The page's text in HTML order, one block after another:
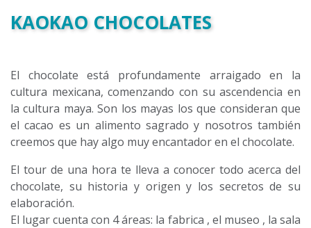
KAOKAO CHOCOLATES
El chocolate está profundamente arraigado en la
cultura mexicana, comenzando con su ascendencia en
la cultura maya. Son los mayas los que consideran que
el cacao es un alimento sagrado y nosotros también
creemos que hay algo muy encantador en el chocolate.
El tour de una hora te lleva a conocer todo acerca del
chocolate, su historia y origen y los secretos de su
elaboración.
El lugar cuenta con 4 áreas: la fabrica , el museo , la sala